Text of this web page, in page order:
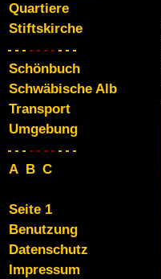
Quartiere
Stiftskirche
Schönbuch
Schwäbische Alb
Transport
Umgebung
ABC
Seite 1
Benutzung
Datenschutz
Impressum